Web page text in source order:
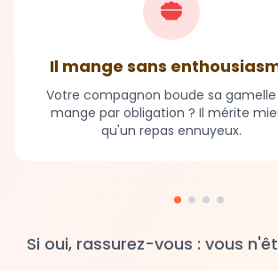
Il mange sans
Votre compagnon boude sa
mange par obligation ? Il mérite
qu'un repas ennuyeux.
Si oui, rassurez-vous : vous